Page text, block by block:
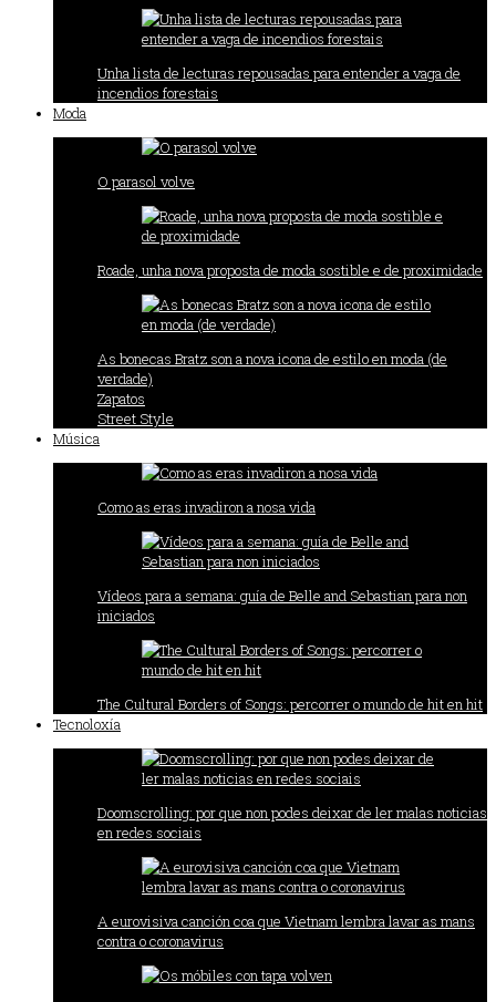
Unha lista de lecturas repousadas para entender a vaga de
incendios forestais
Moda
O parasol volve
Roade, unha nova proposta de moda sostible e de proximidade
As bonecas Bratz son a nova icona de estilo en moda (de
verdade)
Zapatos
Street Style
Música
Como as eras invadiron a nosa vida
Vídeos para a semana: guía de Belle and Sebastian para non
iniciados
The Cultural Borders of Songs: percorrer o mundo de hit en hit
Tecnoloxía
Doomscrolling: por que non podes deixar de ler malas noticias
en redes sociais
A eurovisiva canción coa que Vietnam lembra lavar as mans
contra o coronavirus